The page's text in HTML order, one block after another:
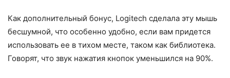
Как дополнительный бонус, Logitech сделала эту мышь
бесшумной, что особенно удобно, если вам придется
использовать ее в тихом месте, таком как библиотека.
Говорят, что звук нажатия кнопок уменьшился на 90%.